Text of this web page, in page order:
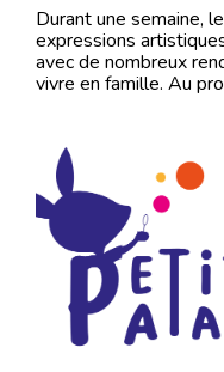
Durant une semaine,
expressions
avec de nombreux
vivre en famille. Au